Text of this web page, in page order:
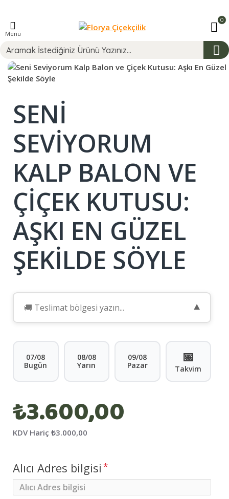
Menü
0
SENI
SEVIYORUM
KALP BALON VE
ÇIÇEK KUTUSU:
AŞKI EN GÜZEL
ŞEKILDE SÖYLE
▼
07/08
Bugün
08/08
Yarın
09/08
Pazar
📅
Takvim
₺3.600,00
KDV Hariç ₺3.000,00
Alıcı Adres bilgisi